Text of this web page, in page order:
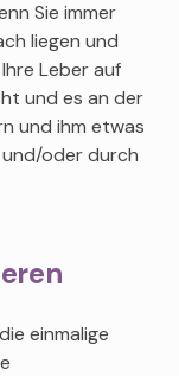
Sie immer
liegen und
Leber auf
und es an der
und ihm etwas
oder durch
einmalige